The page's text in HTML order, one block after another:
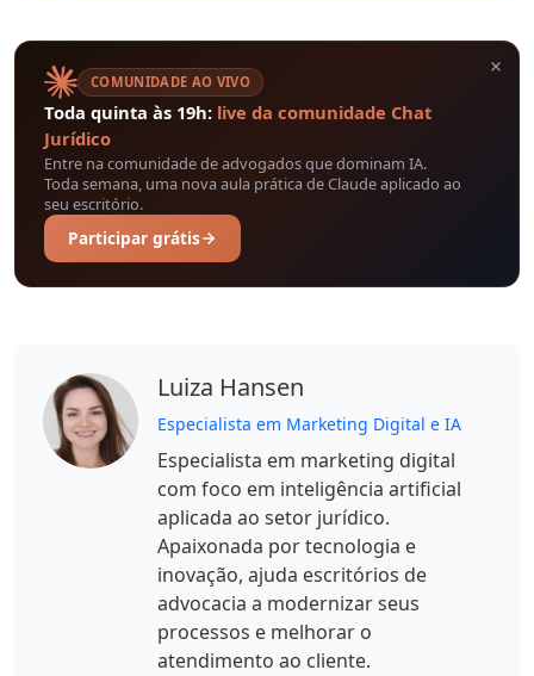
×
COMUNIDADE AO VIVO
Toda quinta às 19h: live da comunidade Chat
Jurídico
Entre na comunidade de advogados que dominam IA.
Toda semana, uma nova aula prática de Claude aplicado ao
seu escritório.
Participar grátis
Luiza Hansen
Especialista em Marketing Digital e IA
Especialista em marketing digital
com foco em inteligência artificial
aplicada ao setor jurídico.
Apaixonada por tecnologia e
inovação, ajuda escritórios de
advocacia a modernizar seus
processos e melhorar o
atendimento ao cliente.